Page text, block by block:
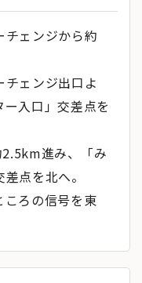
チェンジから約
チェンジ出口よ
入口」交差点を
進み、「み
点を北へ。
ころの信号を東